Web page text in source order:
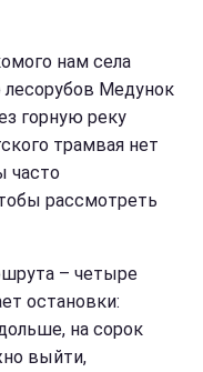
нам села
лесорубов Медунок
горную реку
трамвая нет
часто
рассмотреть
– четыре
остановки:
на сорок
выйти,